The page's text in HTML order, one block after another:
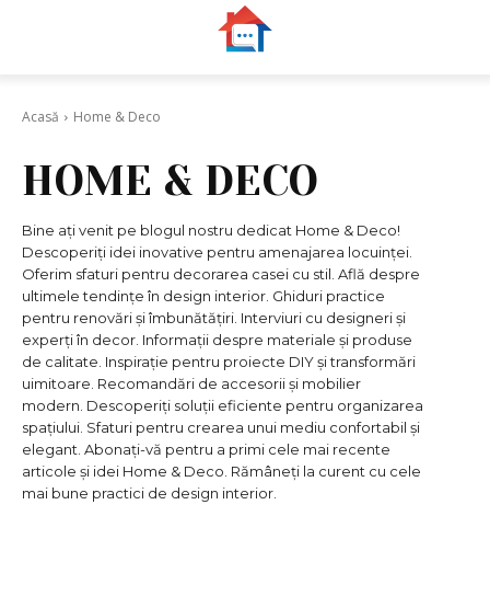
Acasă Home & Deco
HOME & DECO
Bine ați venit pe blogul nostru dedicat Home & Deco!
Descoperiți idei inovative pentru amenajarea locuinței.
Oferim sfaturi pentru decorarea casei cu stil. Află despre
ultimele tendințe în design interior. Ghiduri practice
pentru renovări și îmbunătățiri. Interviuri cu designeri și
experți în decor. Informații despre materiale și produse
de calitate. Inspirație pentru proiecte DIY și transformări
uimitoare. Recomandări de accesorii și mobilier
modern. Descoperiți soluții eficiente pentru organizarea
spațiului. Sfaturi pentru crearea unui mediu confortabil și
elegant. Abonați-vă pentru a primi cele mai recente
articole și idei Home & Deco. Rămâneți la curent cu cele
mai bune practici de design interior.